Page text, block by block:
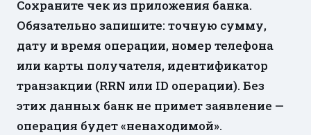
Сохраните чек из приложения банка.
Обязательно запишите: точную сумму,
дату и время операции, номер телефона
или карты получателя, идентификатор
транзакции (RRN или ID операции). Без
этих данных банк не примет заявление —
операция будет «ненаходимой».